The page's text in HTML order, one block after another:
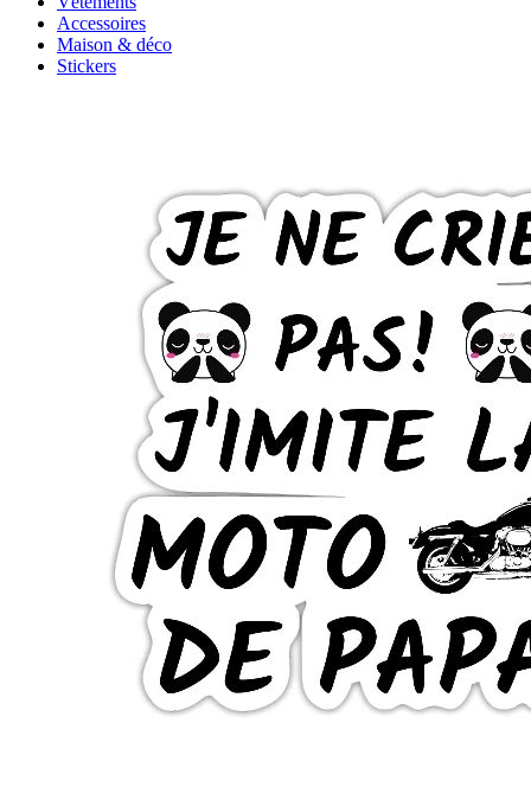
Accessoires
Maison & déco
Stickers